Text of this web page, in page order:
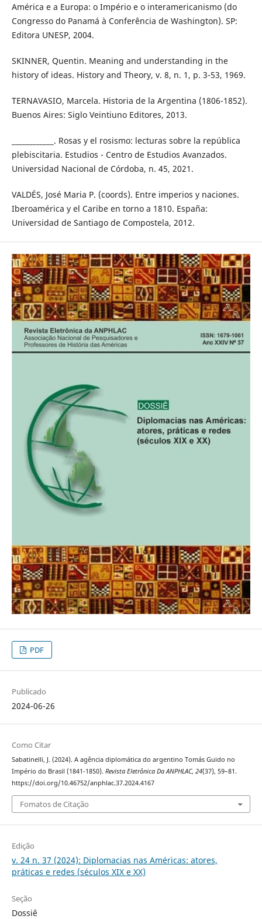
América e a Europa: o Império e o interamericanismo (do
Congresso do Panamá à Conferência de Washington). SP:
Editora UNESP, 2004.
SKINNER, Quentin. Meaning and understanding in the
history of ideas. History and Theory, v. 8, n. 1, p. 3-53, 1969.
TERNAVASIO, Marcela. Historia de la Argentina (1806-1852).
Buenos Aires: Siglo Veintiuno Editores, 2013.
____________. Rosas y el rosismo: lecturas sobre la república
plebiscitaria. Estudios - Centro de Estudios Avanzados.
Universidad Nacional de Córdoba, n. 45, 2021.
VALDÉS, José Maria P. (coords). Entre imperios y naciones.
Iberoamérica y el Caribe en torno a 1810. España:
Universidad de Santiago de Compostela, 2012.
PDF
Publicado
2024-06-26
Como Citar
Sabatinelli, J. (2024). A agência diplomática do argentino Tomás Guido no
Império do Brasil (1841-1850). Revista Eletrônica Da ANPHLAC, 24(37), 59–81.
https://doi.org/10.46752/anphlac.37.2024.4167
Fomatos de Citação
Edição
v. 24 n. 37 (2024): Diplomacias nas Américas: atores,
práticas e redes (séculos XIX e XX)
Seção
Dossiê